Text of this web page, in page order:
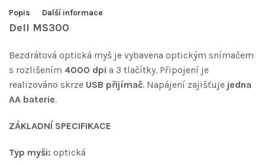
Popis Další informace
Dell MS300
Bezdrátová optická myš je vybavena optickým snímačem
s rozlišením 4000 dpi a 3 tlačítky. Připojení je
realizováno skrze USB přijímač. Napájení zajišťuje jedna
AA baterie.
ZÁKLADNÍ SPECIFIKACE
Typ myši: optická